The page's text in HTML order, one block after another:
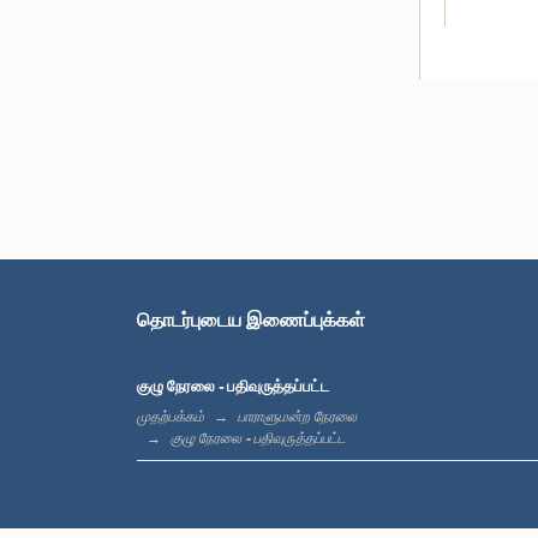
கௌரவ
தொடர்புடைய இணைப்புக்கள்
குழு நேரலை - பதிவுருத்தப்பட்ட
முதற்பக்கம்
பாராளுமன்ற நேரலை
குழு நேரலை - பதிவுருத்தப்பட்ட